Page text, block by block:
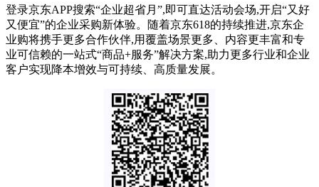
登录京东APP搜索“企业超省月”,即可直达活动会场,开启“又好
又便宜”的企业采购新体验。随着京东618的持续推进,京东企
业购将携手更多合作伙伴,用覆盖场景更多、内容更丰富和专
业可信赖的一站式“商品+服务”解决方案,助力更多行业和企业
客户实现降本增效与可持续、高质量发展。